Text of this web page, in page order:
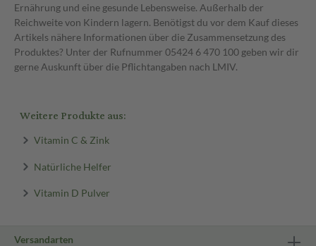
Ernährung und eine gesunde Lebensweise. Außerhalb der
Reichweite von Kindern lagern. Benötigst du vor dem Kauf dieses
Artikels nähere Informationen über die Zusammensetzung des
Produktes? Unter der Rufnummer 05424 6 470 100 geben wir dir
gerne Auskunft über die Pflichtangaben nach LMIV.
Weitere Produkte aus:
Vitamin C & Zink
Natürliche Helfer
Vitamin D Pulver
Versandarten